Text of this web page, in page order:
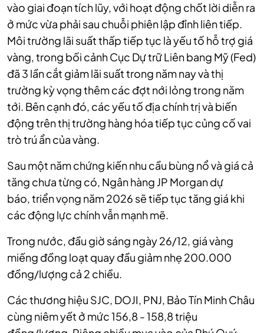
vào giai đoạn tích lũy, với hoạt động chốt lời diễn ra
ở mức vừa phải sau chuỗi phiên lập đỉnh liên tiếp.
Môi trường lãi suất thấp tiếp tục là yếu tố hỗ trợ giá
vàng, trong bối cảnh Cục Dự trữ Liên bang Mỹ (Fed)
đã 3 lần cắt giảm lãi suất trong năm nay và thị
trường kỳ vọng thêm các đợt nới lỏng trong năm
tới. Bên cạnh đó, các yếu tố địa chính trị và biến
động trên thị trường hàng hóa tiếp tục củng cố vai
trò trú ẩn của vàng.
Sau một năm chứng kiến nhu cầu bùng nổ và giá cả
tăng chưa từng có, Ngân hàng JP Morgan dự
báo,triển vọng năm 2026 sẽ tiếp tụctăng giá khi
các động lực chính vẫn mạnh mẽ.
Trong nước, đầu giờ sáng ngày 26/12, giá vàng
miếng đồng loạt quay đầu giảm nhẹ 200.000
đồng/lượng cả 2 chiều.
Các thương hiệu SJC, DOJI, PNJ, Bảo Tín Minh Châu
cùng niêm yết ở mức 156,8 - 158,8 triệu